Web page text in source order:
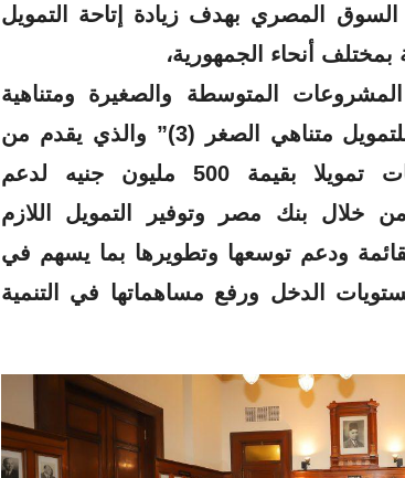
المصري بهدف زيادة إتاحة التمويل
بمختلف أنحاء الجمهورية،
المتوسطة والصغيرة ومتناهية
الصغر عقد مشروع “تمكين للتمويل متناهي الصغر (3)” والذي يقدم من
خلاله جهاز تنمية المشروعات تمويلا بقيمة 500 مليون جنيه لدعم
خلال بنك مصر وتوفير التمويل اللازم
ودعم توسعها وتطويرها بما يسهم في
الدخل ورفع مساهماتها في التنمية